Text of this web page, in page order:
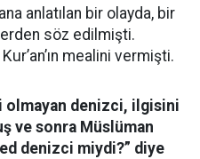
anlatılan bir olayda, bir
söz edilmişti.
mealini vermişti.
olmayan denizci, ilgisini
ve sonra Müslüman
denizci miydi?” diye